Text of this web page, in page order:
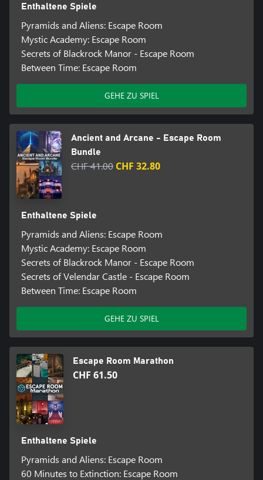
Enthaltene Spiele
Pyramids and Aliens: Escape Room
Mystic Academy: Escape Room
Secrets of Blackrock Manor - Escape Room
Between Time: Escape Room
GEHE ZU SPIEL
Ancient and Arcane - Escape Room
Bundle
CHF 41.00 CHF 32.80
Enthaltene Spiele
Pyramids and Aliens: Escape Room
Mystic Academy: Escape Room
Secrets of Blackrock Manor - Escape Room
Secrets of Velendar Castle - Escape Room
Between Time: Escape Room
GEHE ZU SPIEL
Escape Room Marathon
CHF 61.50
Enthaltene Spiele
Pyramids and Aliens: Escape Room
60 Minutes to Extinction: Escape Room